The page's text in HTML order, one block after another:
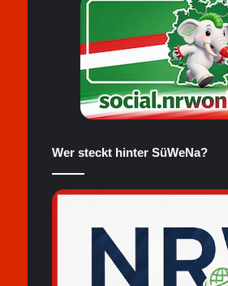
Wer steckt hinter SüWeNa?